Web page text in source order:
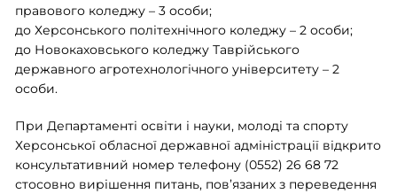
правового коледжу – 3 особи;
до Херсонського політехнічного коледжу – 2 особи;
до Новокаховського коледжу Таврійського
державного агротехнологічного університету – 2
особи.
При Департаменті освіти і науки, молоді та спорту
Херсонської обласної державної адміністрації відкрито
консультативний номер телефону (0552) 26 68 72
стосовно вирішення питань, пов’язаних з переведення